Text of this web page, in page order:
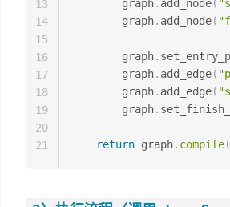
        graph
. add_node(
        graph
. add_node(
        graph
.
        graph
. add_edge(
        graph
. add_edge(
        graph
.
return graph. compile(
13
14
15
16
17
18
19
20
21